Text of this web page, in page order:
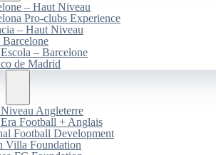
– Haut Niveau
Pro-clubs Experience
– Haut Niveau
Barcelone
– Barcelone
de Madrid
Angleterre
Football + Anglais
Football Development
Villa Foundation